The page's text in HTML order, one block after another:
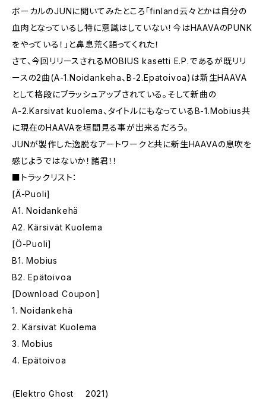
ボーカルのJUNに聞いてみたところ「finland云々とかは自分の
血肉となっているし特に意識はしていない！今はHAAVAのPUNK
をやっている！」と鼻息荒く語ってくれた！
さて、今回リリースされるMOBIUS kasetti E.P.であるが既リリ
ースの2曲(A-1.Noidankeha、B-2.Epatoivoa)は新生HAAVA
として格段にブラッシュアップされている。そして新曲の
A-2.Karsivat kuolema、タイトルにもなっているB-1.Mobius共
に現在のHAAVAを垣間見る事が出来るだろう。
JUNが製作した逸脱なアートワークと共に新生HAAVAの息吹を
感じようではないか！諸君！！
■トラックリスト：
[Ä-Puoli]
A1. Noidankehä
A2. Kärsivät Kuolema
[Ö-Puoli]
B1. Mobius
B2. Epätoivoa
[Download Coupon]
1. Noidankehä
2. Kärsivät Kuolema
3. Mobius
4. Epätoivoa
(Elektro Ghost 2021)